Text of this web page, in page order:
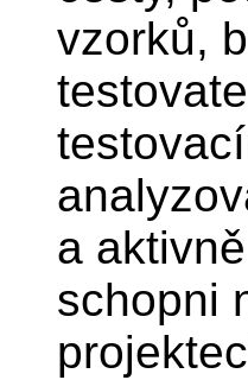
vzorků,
a
schopni